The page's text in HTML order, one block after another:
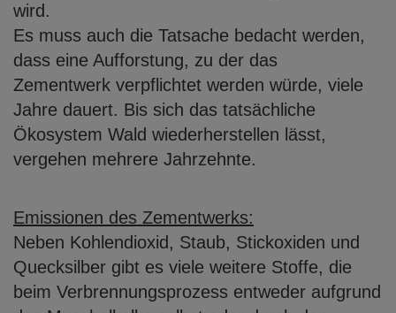
wird.
Es muss auch die Tatsache bedacht werden,
dass eine Aufforstung, zu der das
Zementwerk verpflichtet werden würde, viele
Jahre dauert. Bis sich das tatsächliche
Ökosystem Wald wiederherstellen lässt,
vergehen mehrere Jahrzehnte.
Emissionen des Zementwerks:
Neben Kohlendioxid, Staub, Stickoxiden und
Quecksilber gibt es viele weitere Stoffe, die
beim Verbrennungsprozess entweder aufgrund